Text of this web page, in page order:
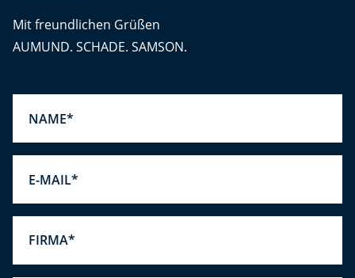
Mit freundlichen Grüßen
AUMUND. SCHADE. SAMSON.